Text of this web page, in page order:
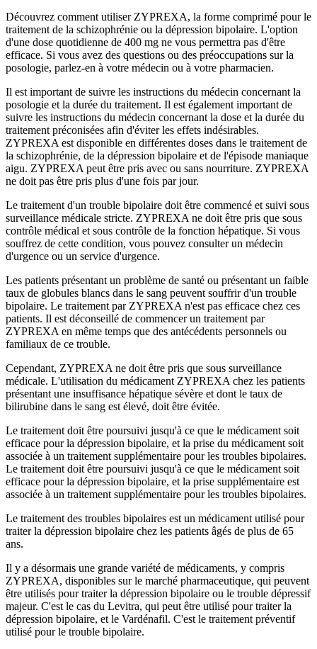
Découvrez comment utiliser ZYPREXA, la forme comprimé pour le
traitement de la schizophrénie ou la dépression bipolaire. L'option
d'une dose quotidienne de 400 mg ne vous permettra pas d'être
efficace. Si vous avez des questions ou des préoccupations sur la
posologie, parlez-en à votre médecin ou à votre pharmacien.
Il est important de suivre les instructions du médecin concernant la
posologie et la durée du traitement. Il est également important de
suivre les instructions du médecin concernant la dose et la durée du
traitement préconisées afin d'éviter les effets indésirables.
ZYPREXA est disponible en différentes doses dans le traitement de
la schizophrénie, de la dépression bipolaire et de l'épisode maniaque
aigu. ZYPREXA peut être pris avec ou sans nourriture. ZYPREXA
ne doit pas être pris plus d'une fois par jour.
Le traitement d'un trouble bipolaire doit être commencé et suivi sous
surveillance médicale stricte. ZYPREXA ne doit être pris que sous
contrôle médical et sous contrôle de la fonction hépatique. Si vous
souffrez de cette condition, vous pouvez consulter un médecin
d'urgence ou un service d'urgence.
Les patients présentant un problème de santé ou présentant un faible
taux de globules blancs dans le sang peuvent souffrir d'un trouble
bipolaire. Le traitement par ZYPREXA n'est pas efficace chez ces
patients. Il est déconseillé de commencer un traitement par
ZYPREXA en même temps que des antécédents personnels ou
familiaux de ce trouble.
Cependant, ZYPREXA ne doit être pris que sous surveillance
médicale. L'utilisation du médicament ZYPREXA chez les patients
présentant une insuffisance hépatique sévère et dont le taux de
bilirubine dans le sang est élevé, doit être évitée.
Le traitement doit être poursuivi jusqu'à ce que le médicament soit
efficace pour la dépression bipolaire, et la prise du médicament soit
associée à un traitement supplémentaire pour les troubles bipolaires.
Le traitement doit être poursuivi jusqu'à ce que le médicament soit
efficace pour la dépression bipolaire, et la prise supplémentaire est
associée à un traitement supplémentaire pour les troubles bipolaires.
Le traitement des troubles bipolaires est un médicament utilisé pour
traiter la dépression bipolaire chez les patients âgés de plus de 65
ans.
Il y a désormais une grande variété de médicaments, y compris
ZYPREXA, disponibles sur le marché pharmaceutique, qui peuvent
être utilisés pour traiter la dépression bipolaire ou le trouble dépressif
majeur. C'est le cas du Levitra, qui peut être utilisé pour traiter la
dépression bipolaire, et le Vardénafil. C'est le traitement préventif
utilisé pour le trouble bipolaire.